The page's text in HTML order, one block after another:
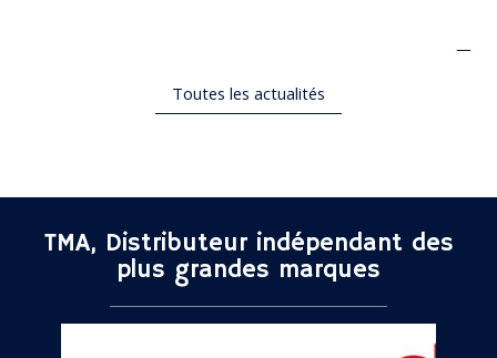
Toutes les actualités
TMA, Distributeur indépendant des
plus grandes marques